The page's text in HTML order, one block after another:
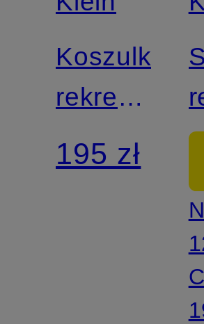
Koszulka
rekreacyjna
ULTRA
SOFT
195 zł